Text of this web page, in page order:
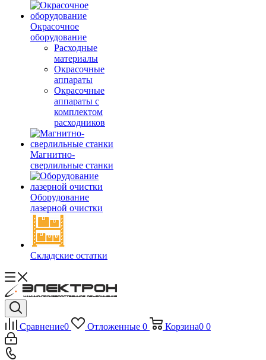
Окрасочное
оборудование
Расходные
материалы
Окрасочные
аппараты
Окрасочные
аппараты с
комплектом
расходников
Магнитно-
сверлильные станки
Оборудование
лазерной очистки
Складские остатки
Сравнение0 Отложенные 0 Корзина0 0